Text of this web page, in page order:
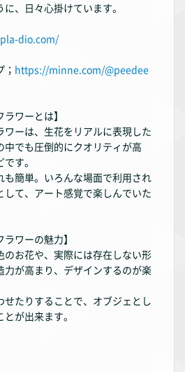
、日々心掛けています。
dio.com/
https://minne.com/@peedee
ワーとは】
ワーは、生花をリアルに表現した
中でも圧倒的にクオリティが高
す。
も簡単。いろんな場面で利用され
して、アート感覚で楽しんでいた
ワーの魅力】
のお花や、実際には存在しない形
力が高まり、デザインするのが楽
たりすることで、オブジェとし
が出来ます。